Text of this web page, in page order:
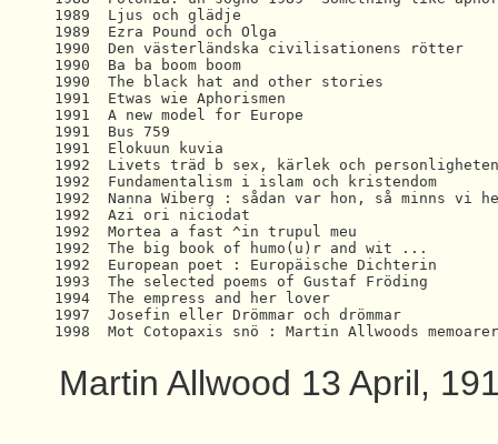
1989  Ljus och glädje
1989  Ezra Pound och Olga
1990  Den västerländska civilisationens rötter
1990  Ba ba boom boom
1990  The black hat and other stories
1991  Etwas wie Aphorismen
1991  A new model for Europe
1991  Bus 759
1991  Elokuun kuvia
1992  Livets träd b sex, kärlek och
1992  Fundamentalism i islam och kristendom
1992  Nanna Wiberg : sådan var hon, så minns vi
1992  Azi ori niciodat
1992  Mortea a fast ^in trupul meu
1992  The big book of humo(u)r and wit ...
1992  European poet : Europäische Dichterin
1993  The selected poems of Gustaf Fröding
1994  The empress and her lover
1997  Josefin eller Drömmar och drömmar
Martin Allwood 13 April,